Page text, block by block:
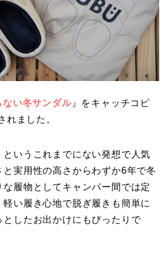
ない冬サンダル』をキャッチコピ
れました。
いうこれまでにない発想で人気
と実用性の高さからわずか6年で冬
履物としてキャンパー間では定
い履き心地で脱ぎ履きも簡単に
としたお出かけにもぴったりで